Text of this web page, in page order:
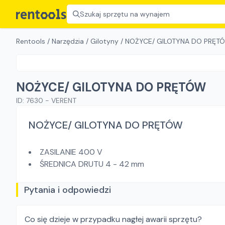
Szukaj sprzętu na wynajem
Rentools / Narzędzia / Gilotyny / NOŻYCE/ GILOTYNA DO
NOŻYCE/ GILOTYNA DO PRĘTÓW
ID: 7630 - VERENT
NOŻYCE/ GILOTYNA DO PRĘTÓW
ZASILANIE 400 V
ŚREDNICA DRUTU 4 - 42 mm
Pytania i odpowiedzi
Co się dzieje w przypadku nagłej awarii sprzętu?